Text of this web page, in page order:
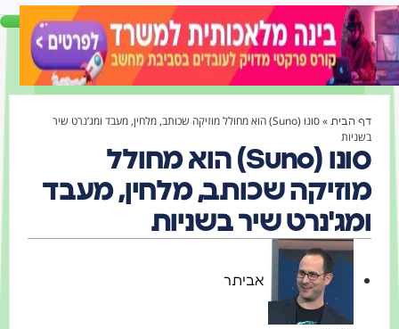
הבית»
סונו (Suno) הוא מחולל מוזיקה שכותב, מלחין, מעבד ומג’נרט שיר
סונו (Suno) הוא מחולל
שכותב, מלחין, מעבד
שיר בשניות
אביתר